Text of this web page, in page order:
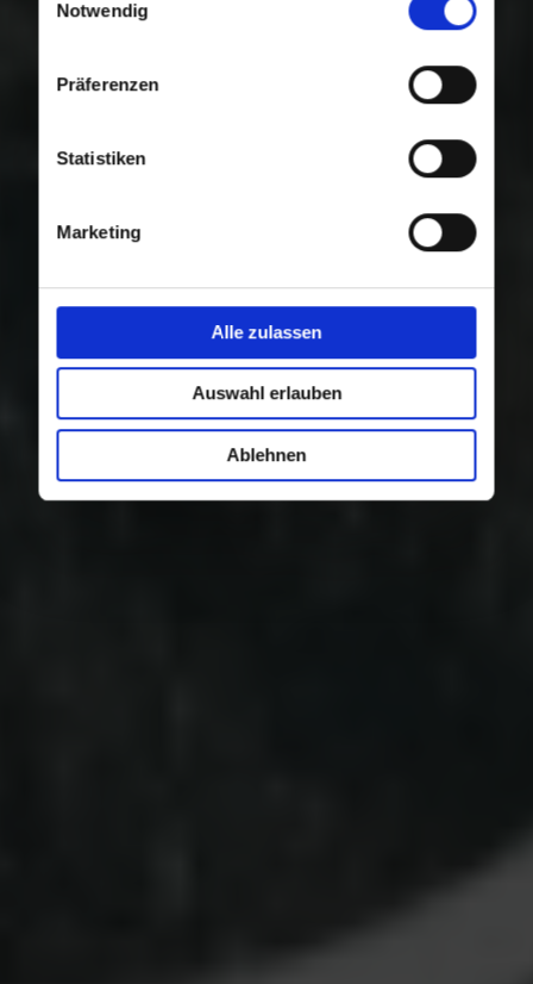
Nutzung der Dienste gesammelt haben.
Notwendig
Präferenzen
Statistiken
Marketing
Alle zulassen
Auswahl erlauben
Ablehnen